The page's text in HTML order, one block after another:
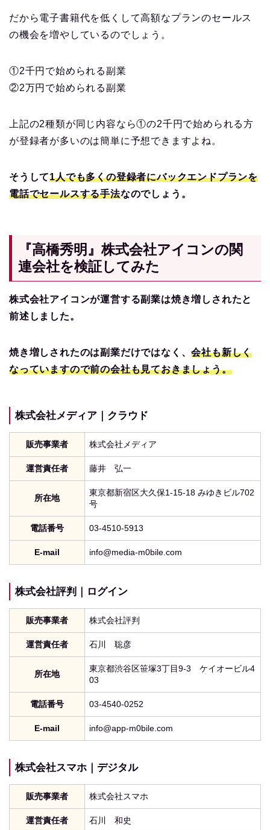
だから電子書籍代を低くして高額なプランのセールス
の機会を増やしているのでしょう。
①2千円で始められる副業
②2万円で始められる副業
上記の2種類が同じ内容なら①の2千円で始められる方
が登録者が多いのは簡単に予想できますよね。
そうして1人でも多くの登録者にバックエンドプランを
電話でセールスする手法なのでしょう。
『高橋秀明』株式会社アイコンの関
連会社を検証してみた
株式会社アイコンが運営する副業は焼き増しされたと
前述しました。
焼き増しされたのは副業だけではなく、会社も新しく
なっていますので前の会社も見ておきましょう。
株式会社メディア｜クラウド
販売事業者 株式会社メディア
運営責任者 藤井 弘一
所在地
東京都新宿区大久保1-15-18 みゆきビル702
号
電話番号 03-4510-5913
E-mail info@media-m0bile.com
株式会社評判｜ログイン
販売事業者 株式会社評判
運営責任者 石川 聡彦
所在地
東京都渋谷区笹塚3丁目9-3 ケイオービル4
03
電話番号 03-4540-0252
E-mail info@app-m0bile.com
株式会社スマホ｜デジタル
販売事業者 株式会社スマホ
運営責任者 石川 和史